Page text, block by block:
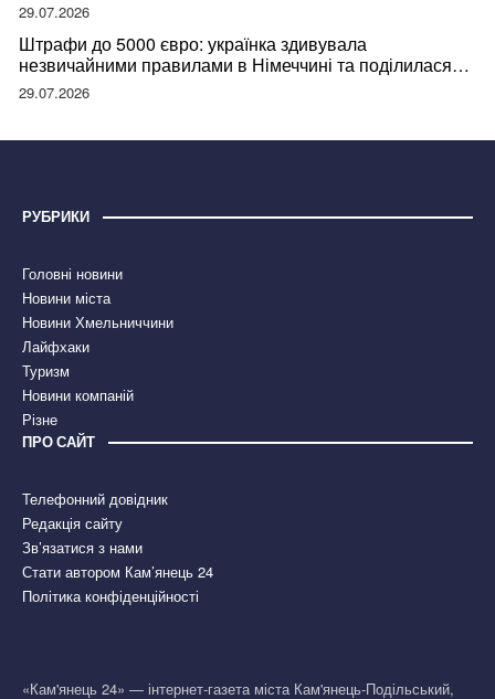
29.07.2026
Штрафи до 5000 євро: українка здивувала
незвичайними правилами в Німеччині та поділилася
правдою
29.07.2026
РУБРИКИ
Головні новини
Новини міста
Новини Хмельниччини
Лайфхаки
Туризм
Новини компаній
Різне
ПРО САЙТ
Телефонний довідник
Редакція сайту
Зв’язатися з нами
Стати автором Кам’янець 24
Політика конфіденційності
«Кам'янець 24» — інтернет-газета міста Кам'янець-Подільський,